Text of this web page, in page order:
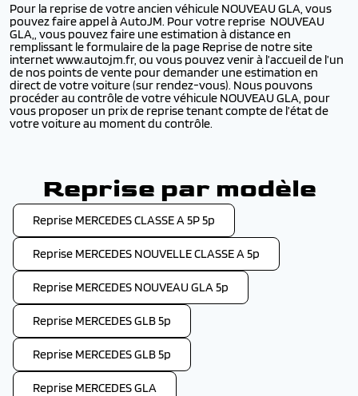
Pour la reprise de votre ancien véhicule NOUVEAU GLA, vous
pouvez faire appel à AutoJM. Pour votre reprise NOUVEAU
GLA,, vous pouvez faire une estimation à distance en
remplissant le formulaire de la page Reprise de notre site
internet www.autojm.fr, ou vous pouvez venir à l’accueil de l’un
de nos points de vente pour demander une estimation en
direct de votre voiture (sur rendez-vous). Nous pouvons
procéder au contrôle de votre véhicule NOUVEAU GLA, pour
vous proposer un prix de reprise tenant compte de l’état de
votre voiture au moment du contrôle.
Reprise par modèle
Reprise MERCEDES CLASSE A 5P 5p
Reprise MERCEDES NOUVELLE CLASSE A 5p
Reprise MERCEDES NOUVEAU GLA 5p
Reprise MERCEDES GLB 5p
Reprise MERCEDES GLB 5p
Reprise MERCEDES GLA